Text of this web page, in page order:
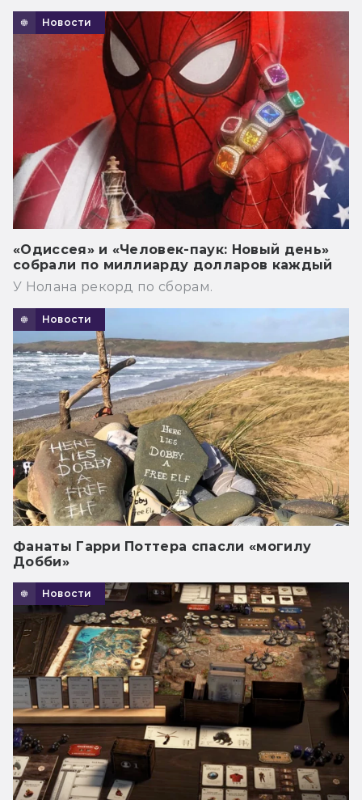
Новости
«Одиссея» и «Человек-паук: Новый день»
собрали по миллиарду долларов каждый
У Нолана рекорд по сборам.
Новости
Фанаты Гарри Поттера спасли «могилу
Добби»
Новости